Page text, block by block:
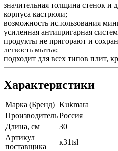
значительная толщина стенок и
корпуса кастрюли;
возможность использования
усиленная антипригарная
продукты не пригорают и
легкость мытья;
подходит для всех типов плит,
Характеристики
Марка (Бренд) Kukmara
Производитель Россия
Длина, см
30
Артикул
поставщика
к31tsl